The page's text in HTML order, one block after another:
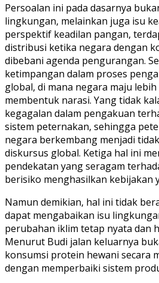
Persoalan ini pada dasarnya
lingkungan, melainkan juga isu
perspektif keadilan pangan,
distribusi ketika negara dengan
dibebani agenda pengurangan.
ketimpangan dalam proses
global, di mana negara maju
membentuk narasi. Yang tidak
kegagalan dalam pengakuan
sistem peternakan, sehingga
negara berkembang menjadi
diskursus global. Ketiga hal ini
pendekatan yang seragam
berisiko menghasilkan kebijakan
Namun demikian, hal ini tidak
dapat mengabaikan isu
perubahan iklim tetap nyata dan
Menurut Budi jalan keluarnya
konsumsi protein hewani secara
dengan memperbaiki sistem